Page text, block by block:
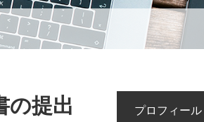
の提出
プロフィール